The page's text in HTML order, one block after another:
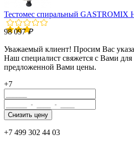
Тестомес спиральный GASTROMIX
98 097₽
Уважаемый клиент! Просим Вас
Наш специалист свяжется с Вами для
предложенной Вами цены.
+7
+7 499 302 44 03